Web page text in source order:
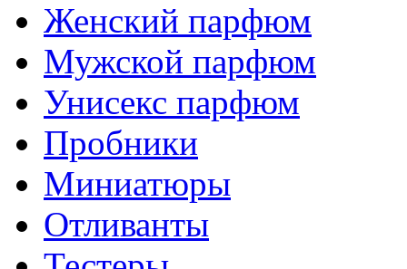
Женский парфюм
Мужской парфюм
Унисекс парфюм
Пробники
Миниатюры
Отливанты